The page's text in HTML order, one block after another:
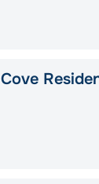
Cove